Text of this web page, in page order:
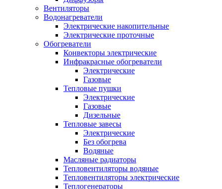
Вентиляторы
Водонагреватели
Электрические накопительные
Электрические проточные
Обогреватели
Конвекторы электрические
Инфракрасные обогреватели
Электрические
Газовые
Тепловые пушки
Электрические
Газовые
Дизельные
Тепловые завесы
Электрические
Без обогрева
Водяные
Масляные радиаторы
Тепловентиляторы водяные
Тепловентиляторы электрические
Теплогенераторы